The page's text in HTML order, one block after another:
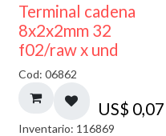
Terminal cadena
8x2x2mm 32
f02/raw x und
Cod: 06862
US$ 0,07
Inventario: 116869